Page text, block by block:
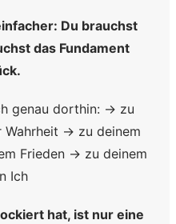
Du brauchst
das Fundament
genau dorthin: → zu
→ zu deinem
Frieden → zu deinem
Ich
hat, ist nur eine